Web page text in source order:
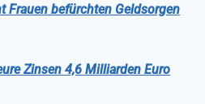
Frauen befürchten Geldsorgen
Zinsen 4,6 Milliarden Euro